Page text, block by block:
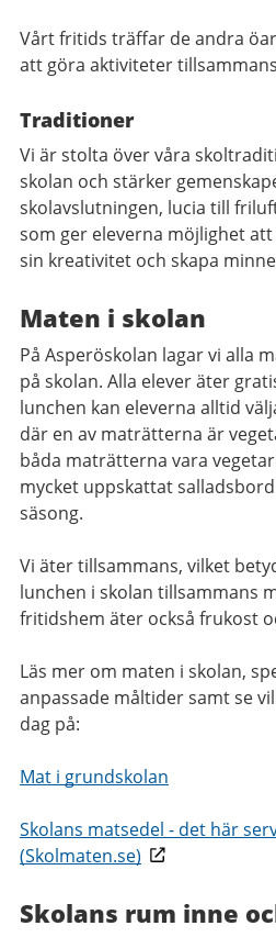
Vårt fritids träffar de andra
att göra aktiviteter
Traditioner
Vi är stolta över våra
skolan och stärker
skolavslutningen, lucia till
som ger eleverna möjlighet
sin kreativitet och skapa
Maten i skolan
På Asperöskolan lagar vi alla
på skolan. Alla elever äter
lunchen kan eleverna alltid
där en av maträtterna är
båda maträtterna vara
mycket uppskattat
säsong.
Vi äter tillsammans, vilket
lunchen i skolan tillsammans
fritidshem äter också frukost
Läs mer om maten i skolan,
anpassade måltider samt se
dag på:
Mat i grundskolan
Skolans matsedel - det här
(Skolmaten.se)
Skolans rum inne